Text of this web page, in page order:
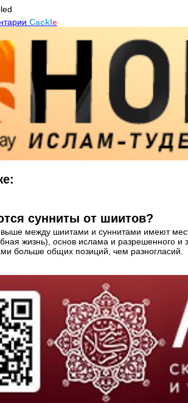
Cackle
сунниты от шиитов?
выше между шиитами и суннитами имеют
жизнь), основ ислама и разрешенного
больше общих позиций, чем разногласий.